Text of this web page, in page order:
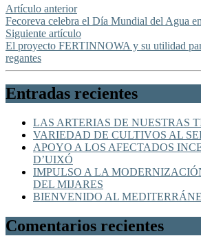
Artículo anterior
Fecoreva celebra el Día Mundial del Agua
Siguiente artículo
El proyecto FERTINNOWA y su utilidad
regantes
Entradas recientes
LAS ARTERIAS DE NUESTRAS
VARIEDAD DE CULTIVOS AL
APOYO A LOS AFECTADOS
D’UIXÓ
IMPULSO A LA
DEL MIJARES
BIENVENIDO AL
Comentarios recientes